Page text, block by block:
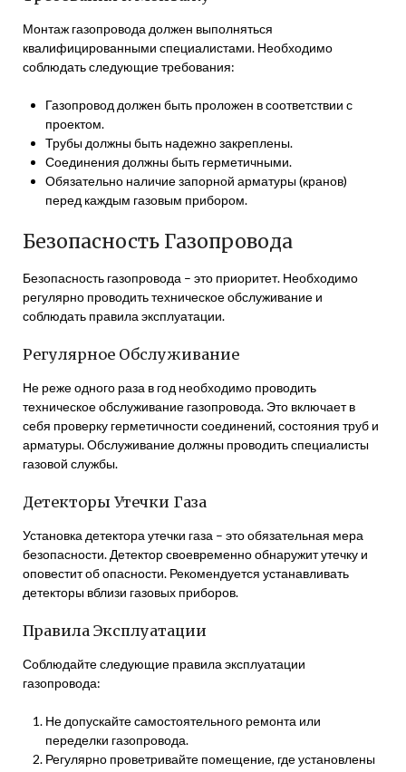
Монтаж газопровода должен выполняться
квалифицированными специалистами. Необходимо
соблюдать следующие требования:
Газопровод должен быть проложен в соответствии с
проектом.
Трубы должны быть надежно закреплены.
Соединения должны быть герметичными.
Обязательно наличие запорной арматуры (кранов)
перед каждым газовым прибором.
Безопасность Газопровода
Безопасность газопровода – это приоритет. Необходимо
регулярно проводить техническое обслуживание и
соблюдать правила эксплуатации.
Регулярное Обслуживание
Не реже одного раза в год необходимо проводить
техническое обслуживание газопровода. Это включает в
себя проверку герметичности соединений, состояния труб и
арматуры. Обслуживание должны проводить специалисты
газовой службы.
Детекторы Утечки Газа
Установка детектора утечки газа – это обязательная мера
безопасности. Детектор своевременно обнаружит утечку и
оповестит об опасности. Рекомендуется устанавливать
детекторы вблизи газовых приборов.
Правила Эксплуатации
Соблюдайте следующие правила эксплуатации
газопровода:
Не допускайте самостоятельного ремонта или
переделки газопровода.
Регулярно проветривайте помещение, где установлены